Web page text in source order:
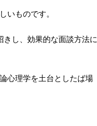
いものです。
し、効果的な面談方法に
心理学を土台としたば場